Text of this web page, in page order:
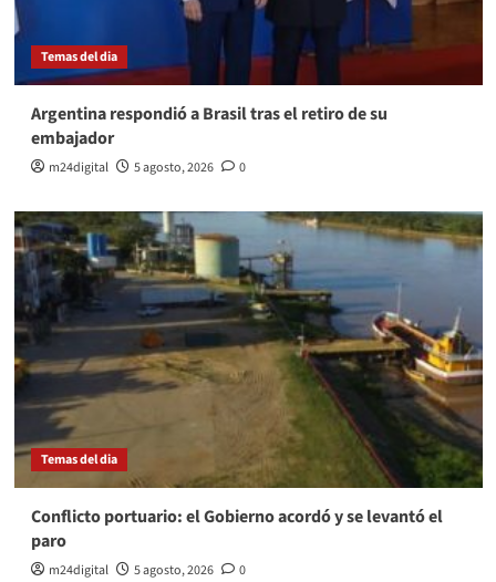
Temas del dia
Argentina respondió a Brasil tras el retiro de su
embajador
m24digital 5 agosto, 2026 0
Temas del dia
Conflicto portuario: el Gobierno acordó y se levantó el
paro
m24digital 5 agosto, 2026 0